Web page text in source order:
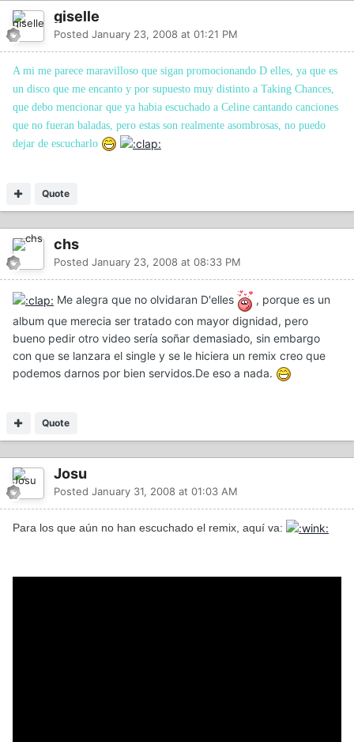
giselle
Posted January 23, 2008 at 01:21 PM
A mi me parece maravilloso que sigan promocionando D elles, ya que es
un disco que me encanto y por supuesto muy distinto a Taking Chances,
que debo mencionar que ya habia escuchado a Celine cantando canciones
que no fueran baladas, pero estas son realmente asombrosas, no puedo
dejar de escucharlo
Quote
chs
Posted January 23, 2008 at 08:33 PM
Me alegra que no olvidaran D'elles
, porque es un
album que merecia ser tratado con mayor dignidad, pero
bueno pedir otro video sería soñar demasiado, sin embargo
con que se lanzara el single y se le hiciera un remix creo que
podemos darnos por bien servidos.De eso a nada.
Quote
Josu
Posted January 31, 2008 at 01:03 AM
Para los que aún no han escuchado el remix, aquí va: